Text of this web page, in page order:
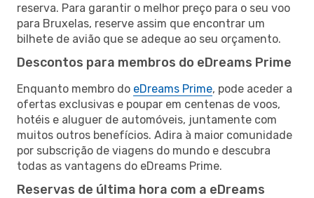
reserva. Para garantir o melhor preço para o seu voo
para Bruxelas, reserve assim que encontrar um
bilhete de avião que se adeque ao seu orçamento.
Descontos para membros do eDreams Prime
Enquanto membro do eDreams Prime, pode aceder a
ofertas exclusivas e poupar em centenas de voos,
hotéis e aluguer de automóveis, juntamente com
muitos outros benefícios. Adira à maior comunidade
por subscrição de viagens do mundo e descubra
todas as vantagens do eDreams Prime.
Reservas de última hora com a eDreams